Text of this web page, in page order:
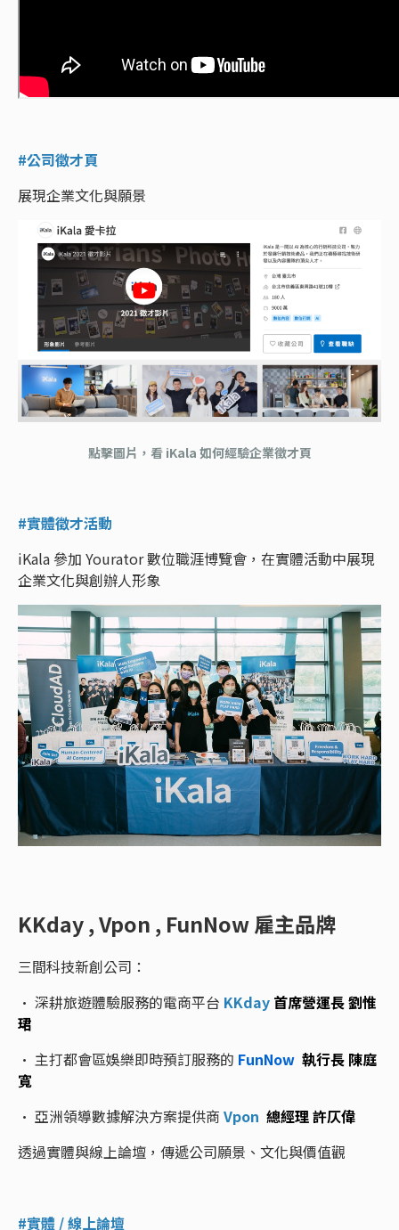
#公司徵才頁
展現企業文化與願景
點擊圖片，看 iKala 如何經驗企業徵才頁
#實體徵才活動
iKala 參加 Yourator 數位職涯博覽會，在實體活動中展現
企業文化與創辦人形象
KKday , Vpon , FunNow 雇主品牌
三間科技新創公司：
• 深耕旅遊體驗服務的電商平台 KKday 首席營運長 劉惟
珺
• 主打都會區娛樂即時預訂服務的 FunNow 執行長 陳庭
寬
• 亞洲領導數據解決方案提供商 Vpon 總經理 許仄偉
透過實體與線上論壇，傳遞公司願景、文化與價值觀
#實體 / 線上論壇